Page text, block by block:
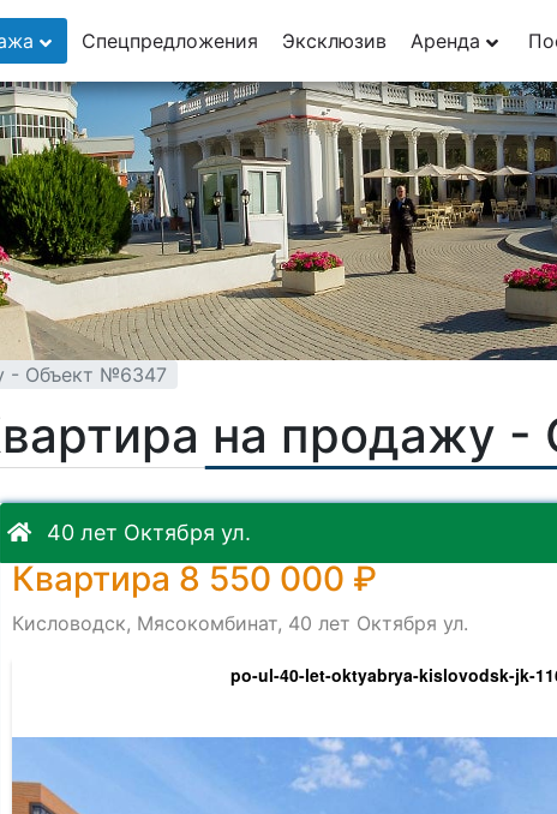
5555-929
3054-111Спецпредложения Эксклюзив Аренда
- Объект №6347
на продажу
40 лет Октября ул.
Квартира 8 550 000 ₽
Кисловодск, Мясокомбинат, 40 лет Октября ул.
po-ul-40-let-oktyabrya-kislovodsk-jk-